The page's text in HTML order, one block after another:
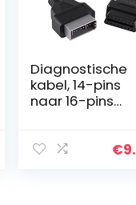
Diagnostische
kabel, 14-pins
naar 16-pins
Diagnostische
€